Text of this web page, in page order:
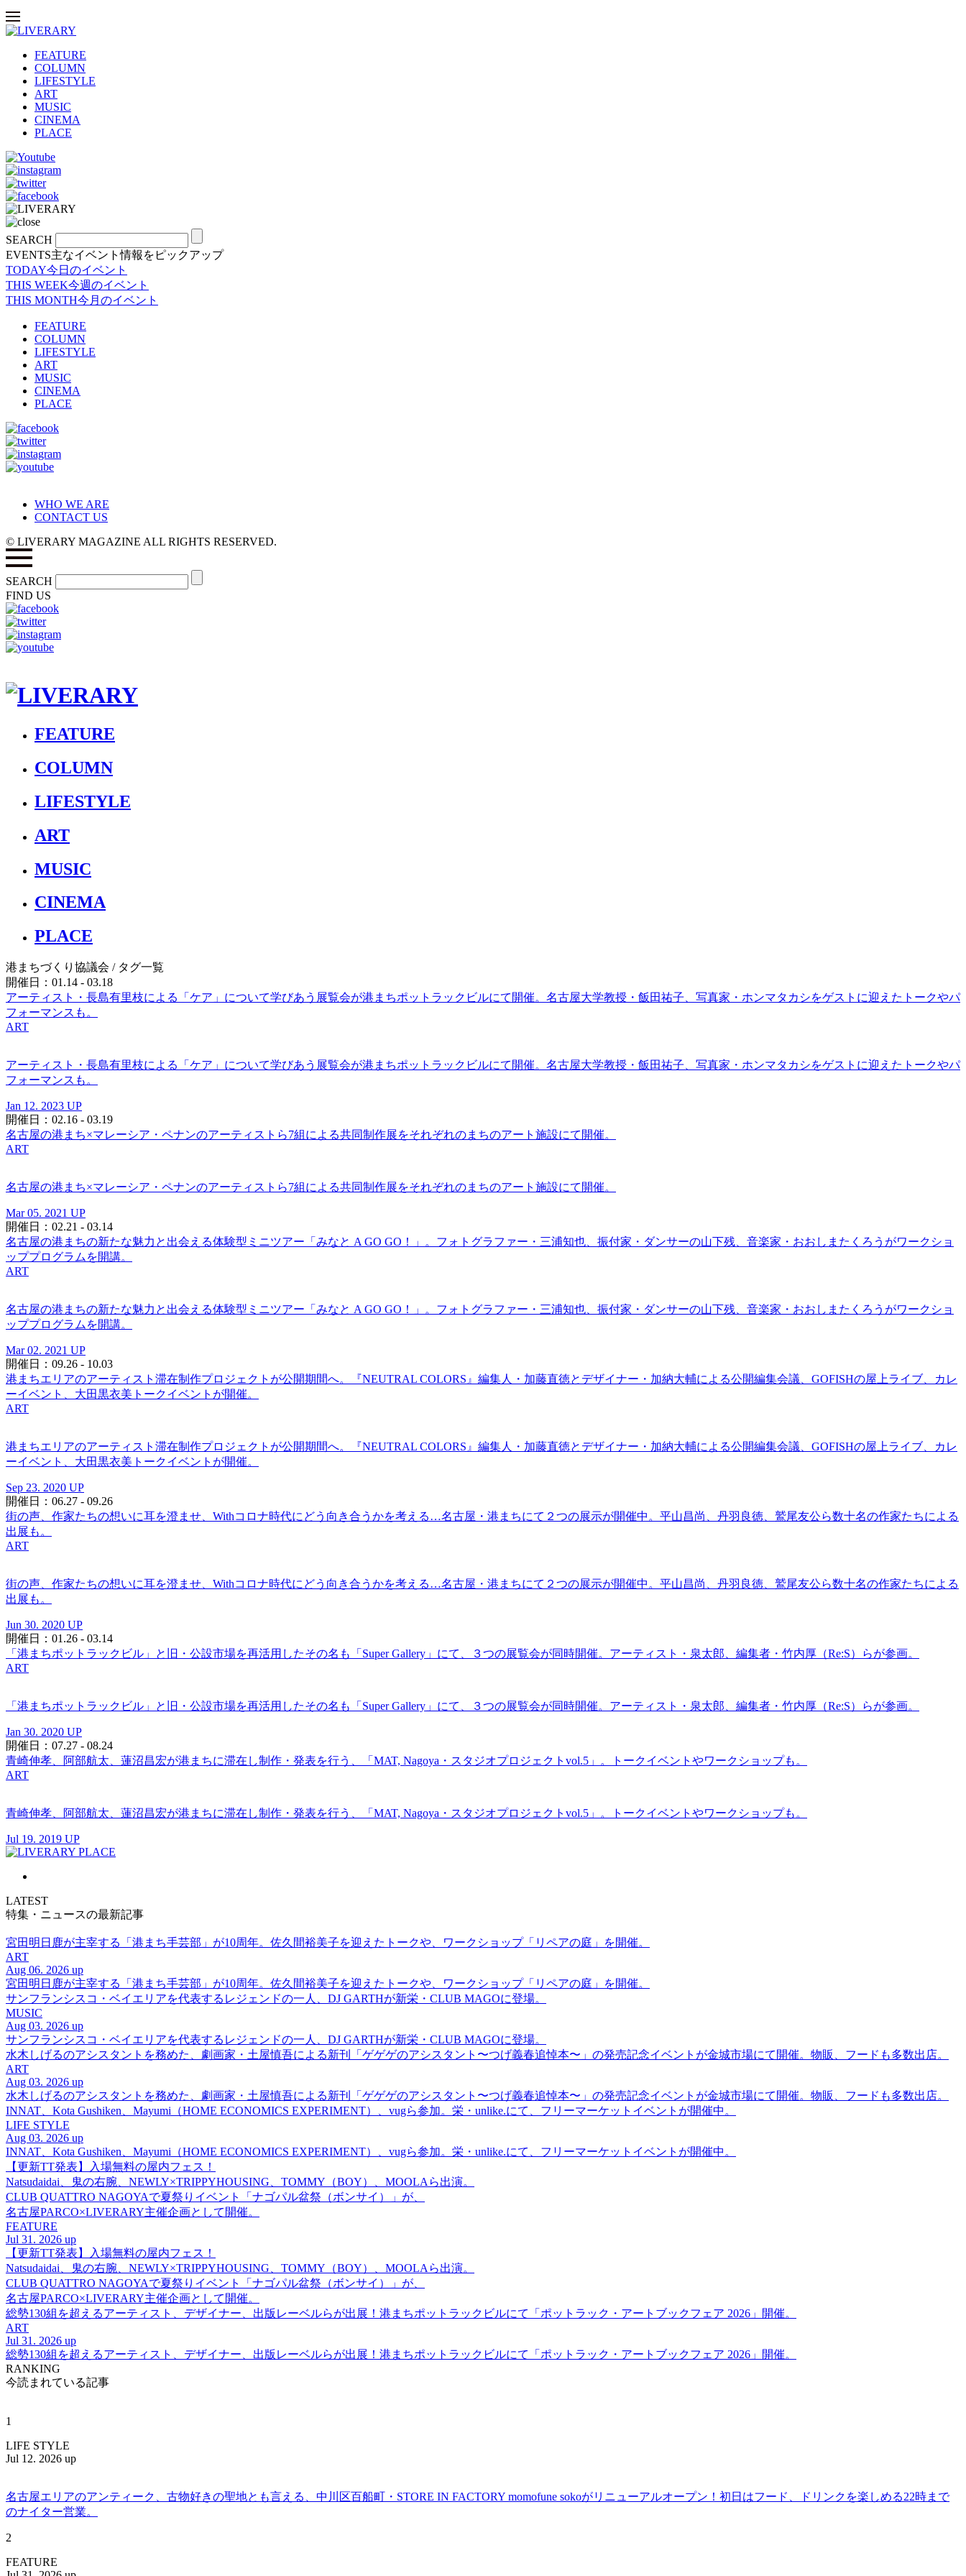
FEATURE
COLUMN
LIFESTYLE
ART
MUSIC
CINEMA
PLACE
SEARCH
EVENTS主なイベント情報をピックアップ
TODAY今日のイベント
THIS WEEK今週のイベント
THIS MONTH今月のイベント
FEATURE
COLUMN
LIFESTYLE
ART
MUSIC
CINEMA
PLACE
WHO WE ARE
CONTACT US
© LIVERARY MAGAZINE ALL RIGHTS RESERVED.
SEARCH
FIND US
FEATURE
COLUMN
LIFESTYLE
ART
MUSIC
CINEMA
PLACE
港まちづくり協議会 / タグ一覧
開催日：01.14 - 03.18
アーティスト・長島有里枝による「ケア」について学びあう展覧会が港まちポットラックビルにて開催。名古屋大学教授・飯田祐子、写真家・ホンマタカシをゲストに迎えたトークやパ
フォーマンスも。
ART
アーティスト・長島有里枝による「ケア」について学びあう展覧会が港まちポットラックビルにて開催。名古屋大学教授・飯田祐子、写真家・ホンマタカシをゲストに迎えたトークやパ
フォーマンスも。
Jan 12. 2023 UP
開催日：02.16 - 03.19
名古屋の港まち×マレーシア・ペナンのアーティストら7組による共同制作展をそれぞれのまちのアート施設にて開催。
ART
名古屋の港まち×マレーシア・ペナンのアーティストら7組による共同制作展をそれぞれのまちのアート施設にて開催。
Mar 05. 2021 UP
開催日：02.21 - 03.14
名古屋の港まちの新たな魅力と出会える体験型ミニツアー「みなと A GO GO！」。フォトグラファー・三浦知也、振付家・ダンサーの山下残、音楽家・おおしまたくろうがワークショ
ッププログラムを開講。
ART
名古屋の港まちの新たな魅力と出会える体験型ミニツアー「みなと A GO GO！」。フォトグラファー・三浦知也、振付家・ダンサーの山下残、音楽家・おおしまたくろうがワークショ
ッププログラムを開講。
Mar 02. 2021 UP
開催日：09.26 - 10.03
港まちエリアのアーティスト滞在制作プロジェクトが公開期間へ。『NEUTRAL COLORS』編集人・加藤直徳とデザイナー・加納大輔による公開編集会議、GOFISHの屋上ライブ、カレ
ーイベント、大田黒衣美トークイベントが開催。
ART
港まちエリアのアーティスト滞在制作プロジェクトが公開期間へ。『NEUTRAL COLORS』編集人・加藤直徳とデザイナー・加納大輔による公開編集会議、GOFISHの屋上ライブ、カレ
ーイベント、大田黒衣美トークイベントが開催。
Sep 23. 2020 UP
開催日：06.27 - 09.26
街の声、作家たちの想いに耳を澄ませ、Withコロナ時代にどう向き合うかを考える…名古屋・港まちにて２つの展示が開催中。平山昌尚、丹羽良徳、鷲尾友公ら数十名の作家たちによる
出展も。
ART
街の声、作家たちの想いに耳を澄ませ、Withコロナ時代にどう向き合うかを考える…名古屋・港まちにて２つの展示が開催中。平山昌尚、丹羽良徳、鷲尾友公ら数十名の作家たちによる
出展も。
Jun 30. 2020 UP
開催日：01.26 - 03.14
「港まちポットラックビル」と旧・公設市場を再活用したその名も「Super Gallery」にて、３つの展覧会が同時開催。アーティスト・泉太郎、編集者・竹内厚（Re:S）らが参画。
ART
「港まちポットラックビル」と旧・公設市場を再活用したその名も「Super Gallery」にて、３つの展覧会が同時開催。アーティスト・泉太郎、編集者・竹内厚（Re:S）らが参画。
Jan 30. 2020 UP
開催日：07.27 - 08.24
青崎伸孝、阿部航太、蓮沼昌宏が港まちに滞在し制作・発表を行う、「MAT, Nagoya・スタジオプロジェクトvol.5」。トークイベントやワークショップも。
ART
青崎伸孝、阿部航太、蓮沼昌宏が港まちに滞在し制作・発表を行う、「MAT, Nagoya・スタジオプロジェクトvol.5」。トークイベントやワークショップも。
Jul 19. 2019 UP
LATEST
特集・ニュースの最新記事
宮田明日鹿が主宰する「港まち手芸部」が10周年。佐久間裕美子を迎えたトークや、ワークショップ「リペアの庭」を開催。
ART
Aug 06. 2026 up
宮田明日鹿が主宰する「港まち手芸部」が10周年。佐久間裕美子を迎えたトークや、ワークショップ「リペアの庭」を開催。
サンフランシスコ・ベイエリアを代表するレジェンドの一人、DJ GARTHが新栄・CLUB MAGOに登場。
MUSIC
Aug 03. 2026 up
サンフランシスコ・ベイエリアを代表するレジェンドの一人、DJ GARTHが新栄・CLUB MAGOに登場。
水木しげるのアシスタントを務めた、劇画家・土屋慎吾による新刊「ゲゲゲのアシスタント〜つげ義春追悼本〜」の発売記念イベントが金城市場にて開催。物販、フードも多数出店。
ART
Aug 03. 2026 up
水木しげるのアシスタントを務めた、劇画家・土屋慎吾による新刊「ゲゲゲのアシスタント〜つげ義春追悼本〜」の発売記念イベントが金城市場にて開催。物販、フードも多数出店。
INNAT、Kota Gushiken、Mayumi（HOME ECONOMICS EXPERIMENT）、vugら参加。栄・unlike.にて、フリーマーケットイベントが開催中。
LIFE STYLE
Aug 03. 2026 up
INNAT、Kota Gushiken、Mayumi（HOME ECONOMICS EXPERIMENT）、vugら参加。栄・unlike.にて、フリーマーケットイベントが開催中。
【更新TT発表】入場無料の屋内フェス！
Natsudaidai、鬼の右腕、NEWLY×TRIPPYHOUSING、TOMMY（BOY）、MOOLAら出演。
CLUB QUATTRO NAGOYAで夏祭りイベント「ナゴパル盆祭（ボンサイ）」が、
名古屋PARCO×LIVERARY主催企画として開催。
FEATURE
Jul 31. 2026 up
【更新TT発表】入場無料の屋内フェス！
Natsudaidai、鬼の右腕、NEWLY×TRIPPYHOUSING、TOMMY（BOY）、MOOLAら出演。
CLUB QUATTRO NAGOYAで夏祭りイベント「ナゴパル盆祭（ボンサイ）」が、
名古屋PARCO×LIVERARY主催企画として開催。
総勢130組を超えるアーティスト、デザイナー、出版レーベルらが出展！港まちポットラックビルにて「ポットラック・アートブックフェア 2026」開催。
ART
Jul 31. 2026 up
総勢130組を超えるアーティスト、デザイナー、出版レーベルらが出展！港まちポットラックビルにて「ポットラック・アートブックフェア 2026」開催。
RANKING
今読まれている記事
1
LIFE STYLE
Jul 12. 2026 up
名古屋エリアのアンティーク、古物好きの聖地とも言える、中川区百船町・STORE IN FACTORY momofune sokoがリニューアルオープン！初日はフード、ドリンクを楽しめる22時まで
のナイター営業。
2
FEATURE